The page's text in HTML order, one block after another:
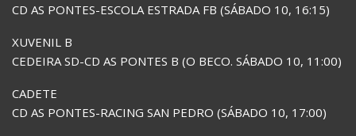
CD AS PONTES-ESCOLA ESTRADA FB (SÁBADO 10, 16:15)
XUVENIL B
CEDEIRA SD-CD AS PONTES B (O BECO. SÁBADO 10, 11:00)
CADETE
CD AS PONTES-RACING SAN PEDRO (SÁBADO 10, 17:00)